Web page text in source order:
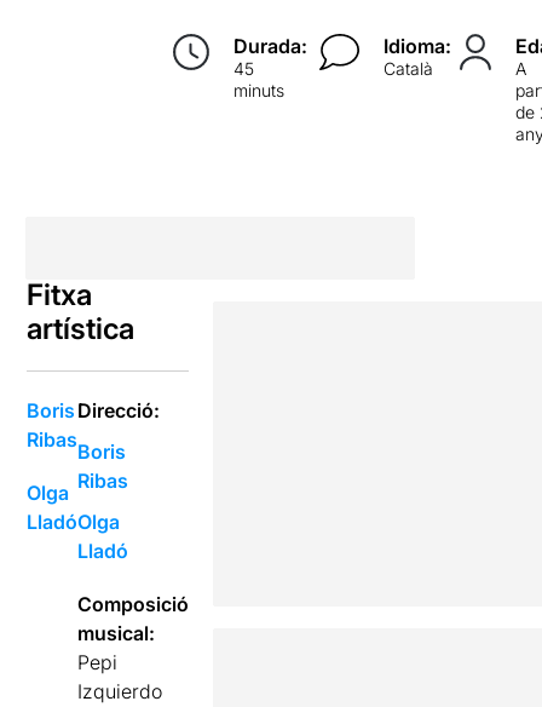
Durada:
45
minuts
Idioma:
Català
A
de
Fitxa
artística
Boris
Ribas
Olga
Lladó
Direcció:
Boris
Ribas
Olga
Lladó
Composició
musical:
Pepi
Izquierdo